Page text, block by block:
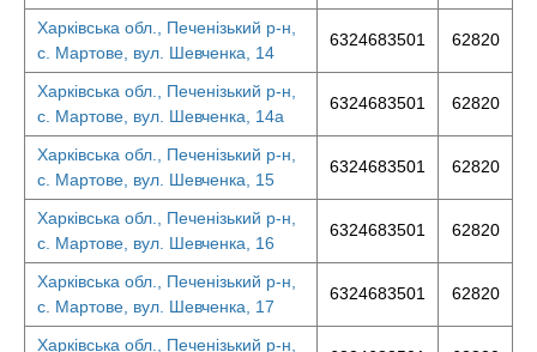
Харківська обл., Печенізький р-н,
с. Мартове, вул. Шевченка, 14
6324683501 62820
Харківська обл., Печенізький р-н,
с. Мартове, вул. Шевченка, 14а
6324683501 62820
Харківська обл., Печенізький р-н,
с. Мартове, вул. Шевченка, 15
6324683501 62820
Харківська обл., Печенізький р-н,
с. Мартове, вул. Шевченка, 16
6324683501 62820
Харківська обл., Печенізький р-н,
с. Мартове, вул. Шевченка, 17
6324683501 62820
Харківська обл., Печенізький р-н,